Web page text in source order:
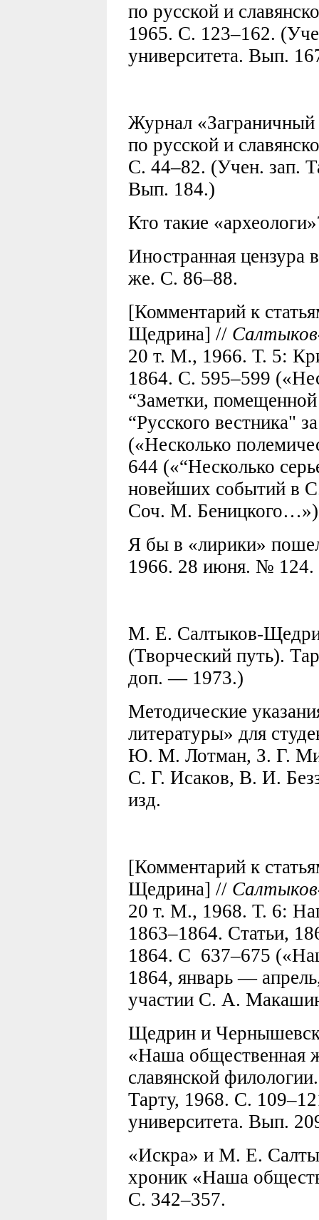
по русской и
1965. С. 123–162.
университета. Вып.
Журнал
по русской и
С. 44–82. (Учен. зап.
Вып. 184.)
Кто такие
Иностранная цензура
же. С. 86–88.
[Комментарий к
Щедрина] //
20 т. М., 1966. Т. 5:
1864. С. 595–599
“Заметки,
“Русского вестника"
(«Несколько
644 («“Несколько
новейших событий в
Соч. М.
Я бы в «лирики»
1966. 28 июня. № 124.
М. Е. Салтыков-
(Творческий путь).
доп. — 1973.)
Методические
литературы» для
Ю. М. Лотман, З. Г.
С. Г. Исаков, В. И.
изд.
[Комментарий к
Щедрина] //
20 т. М., 1968. Т. 6:
1863–1864. Статьи,
1864. С 637–675
1864, январь —
участии С. А.
Щедрин и
«Наша общественная
славянской
Тарту, 1968. С.
университета. Вып.
«Искра» и М. Е.
хроник «Наша
С. 342–357.